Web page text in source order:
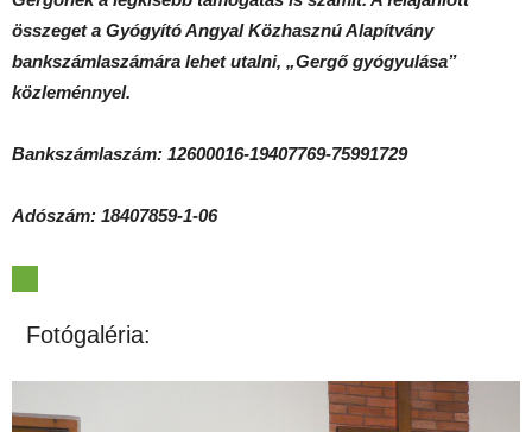
összeget a Gyógyító Angyal Közhasznú Alapítvány
bankszámlaszámára lehet utalni, „Gergő gyógyulása”
közleménnyel.
Bankszámlaszám: 12600016-19407769-75991729
Adószám: 18407859-1-06
Fotógaléria: